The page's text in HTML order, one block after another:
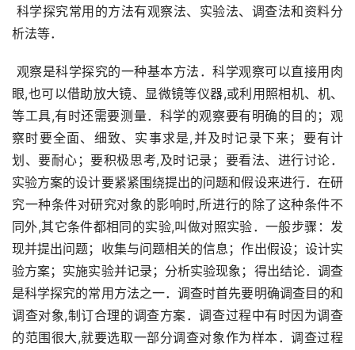
析法等．
眼,也可以借助放大镜、显微镜等仪器,或利用照相机、机、
等工具,有时还需要测量．科学的观察要有明确的目的；观
察时要全面、细致、实事求是,并及时记录下来；要有计
划、要耐心；要积极思考,及时记录；要看法、进行讨论．
实验方案的设计要紧紧围绕提出的问题和假设来进行．在研
究一种条件对研究对象的影响时,所进行的除了这种条件不
同外,其它条件都相同的实验,叫做对照实验．一般步骤：发
现并提出问题；收集与问题相关的信息；作出假设；设计实
验方案；实施实验并记录；分析实验现象；得出结论．调查
是科学探究的常用方法之一．调查时首先要明确调查目的和
调查对象,制订合理的调查方案．调查过程中有时因为调查
的范围很大,就要选取一部分调查对象作为样本．调查过程